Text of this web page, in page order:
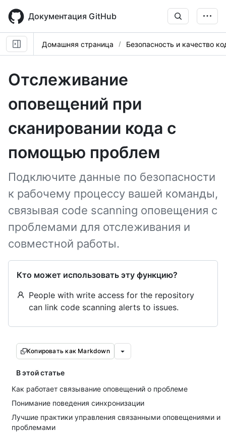
main
content
Документация GitHub
Домашняя страница Безопасность и качество
Отслеживание
оповещений при
сканировании кода с
помощью проблем
Подключите данные по безопасности
к рабочему процессу вашей команды,
связывая code scanning оповещения с
проблемами для отслеживания и
совместной работы.
Кто может использовать эту функцию?
People with write access for the repository
can link code scanning alerts to issues.
Копировать как Markdown
В этой статье
Как работает связывание оповещений о проблеме
Понимание поведения синхронизации
Лучшие практики управления связанными оповещениями и
проблемами